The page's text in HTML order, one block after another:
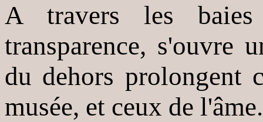
A travers les
transparence, s'ouvre
du dehors prolongent
musée, et ceux de l'âme.